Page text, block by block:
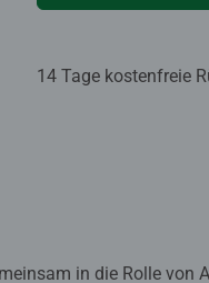
14 Tage kostenfreie
in die Rolle von